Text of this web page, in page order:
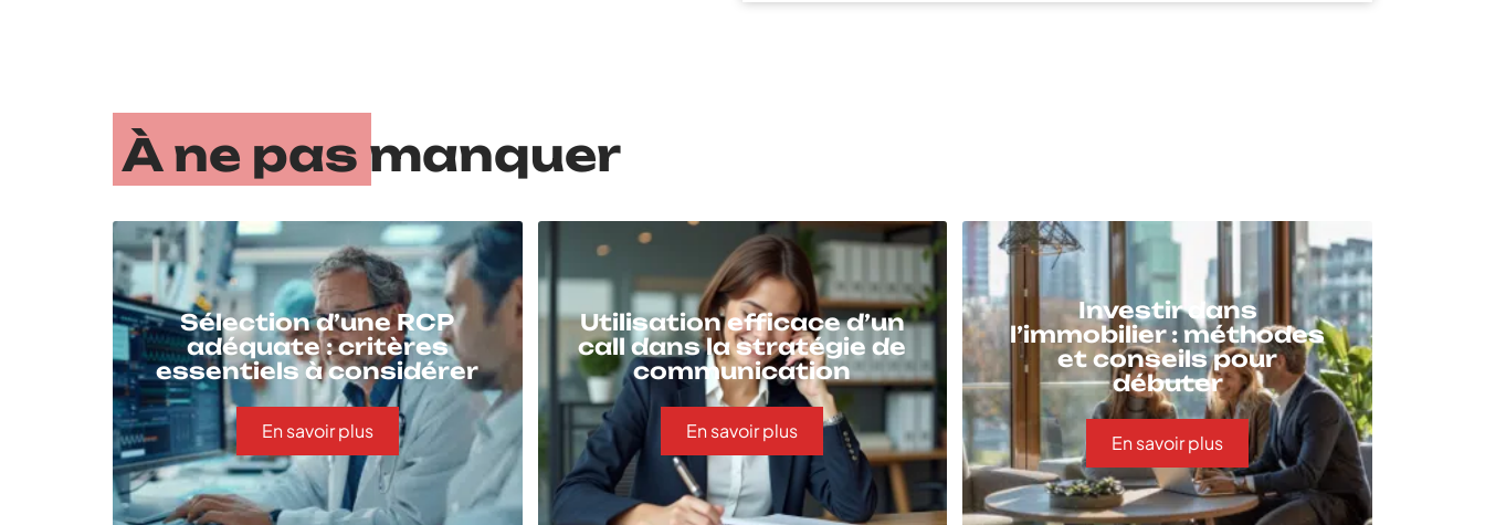
À ne pas manquer
Sélection d’une RCP
adéquate : critères
essentiels à considérer
En savoir plus
Utilisation efficace d’un
call dans la stratégie de
communication
En savoir plus
Investir dans
l’immobilier : méthodes
et conseils pour
débuter
En savoir plus